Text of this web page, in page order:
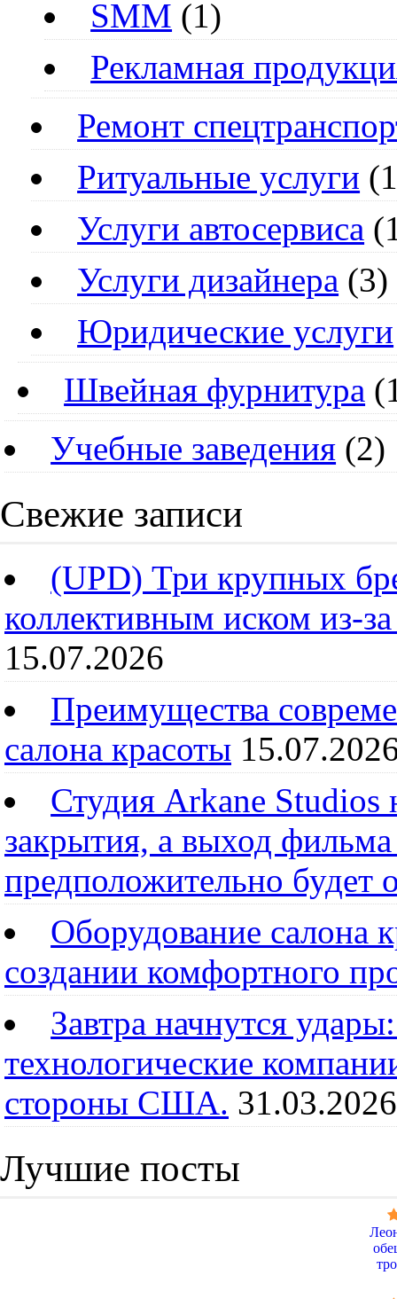
SMM (1)
Рекламная
Ремонт
Ритуальные услуги
Услуги автосервиса
Услуги дизайнера (3)
Юридические услуги
Швейная фурнитура
Учебные заведения (2)
Свежие записи
(UPD) Три крупных
коллективным иском из-
15.07.2026
Преимущества
салона красоты
Студия Arkane Studios
закрытия, а выход
предположительно будет
Оборудование салона
создании комфортного
Завтра начнутся
технологические
стороны США. 31.03.2026
Лучшие посты